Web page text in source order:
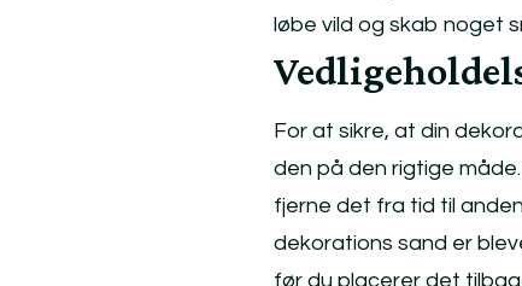
løbe vild og skab noget
For at sikre, at din
den på den rigtige
fjerne det fra tid til
dekorations sand er
før du placerer det